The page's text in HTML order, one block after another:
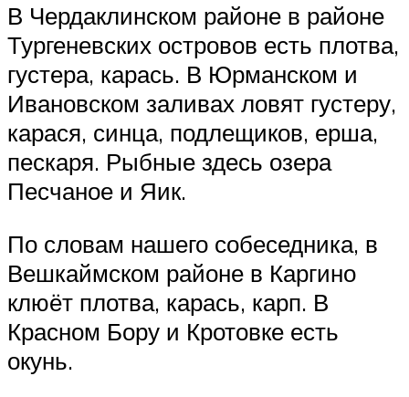
В Чердаклинском районе в районе
Тургеневских островов есть плотва,
густера, карась. В Юрманском и
Ивановском заливах ловят густеру,
карася, синца, подлещиков, ерша,
пескаря. Рыбные здесь озера
Песчаное и Яик.
По словам нашего собеседника, в
Вешкаймском районе в Каргино
клюёт плотва, карась, карп. В
Красном Бору и Кротовке есть
окунь.